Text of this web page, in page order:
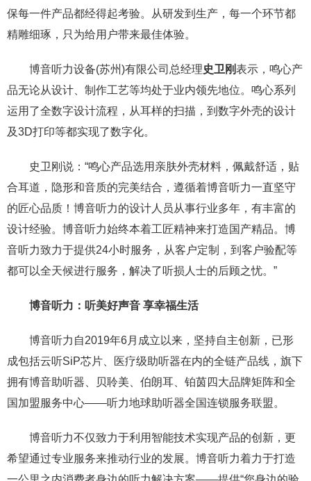
保每一件产品都经得起考验。从研发到生产，每一个环节都
精雕细琢，只为给用户带来最佳体验。
博音听力设备(苏州)有限公司总经理史卫刚表示，鸣心产
品无论从设计、制作工艺等均处于业内领先地位。鸣心系列
运用了全数字设计流程，从耳样的扫描，到数字外壳的设计
及3D打印等都实现了数字化。
史卫刚说：“鸣心产品选用亲肤外壳材料，佩戴舒适，贴
合耳道，隐形和音质的完美结合，遵循着博音听力一直坚守
的匠心品质！博音听力的设计人员从事行业多年，有丰富的
设计经验。博音听力始终本着工匠精神来打造国产精品。博
音听力致力于提供24小时服务，从客户定制，到客户验配等
都可以全天候进行服务，解决了听损人士的后顾之忧。”
博音听力：听美好声音 享幸福生活
博音听力自2019年6月成立以来，坚持自主创新，已形
成包括云听SiP芯片、医疗级助听器在内的全链产品线，旗下
拥有博音助听器、贝聆美、伯朗耳、铂茵四大品牌矩阵和全
国加盟服务中心——听力地球助听器全国连锁服务联盟。
博音听力不仅致力于利用智能技术实现产品的创新，更
希望通过专业服务来推动行业的发展。博音听力着力于打造